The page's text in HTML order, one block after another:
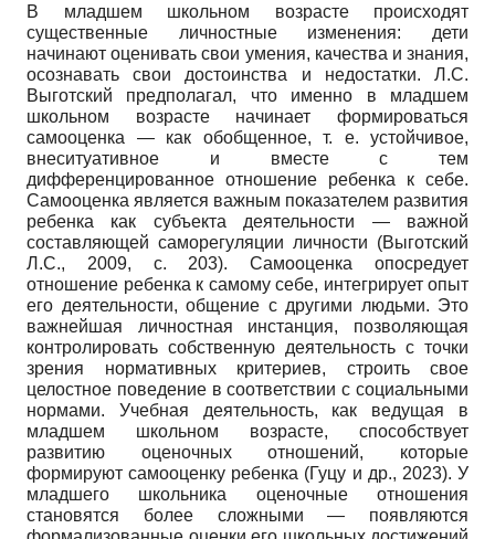
В младшем школьном возрасте происходят
существенные личностные изменения: дети
начинают оценивать свои умения, качества и знания,
осознавать свои достоинства и недостатки. Л.С.
Выготский предполагал, что именно в младшем
школьном возрасте начинает формироваться
самооценка — как обобщенное, т. е. устойчивое,
внеситуативное и вместе с тем
дифференцированное отношение ребенка к себе.
Самооценка является важным показателем развития
ребенка как субъекта деятельности — важной
составляющей саморегуляции личности (Выготский
Л.С., 2009, с. 203). Самооценка опосредует
отношение ребенка к самому себе, интегрирует опыт
его деятельности, общение с другими людьми. Это
важнейшая личностная инстанция, позволяющая
контролировать собственную деятельность с точки
зрения нормативных критериев, строить свое
целостное поведение в соответствии с социальными
нормами. Учебная деятельность, как ведущая в
младшем школьном возрасте, способствует
развитию оценочных отношений, которые
формируют самооценку ребенка (Гуцу и др., 2023). У
младшего школьника оценочные отношения
становятся более сложными — появляются